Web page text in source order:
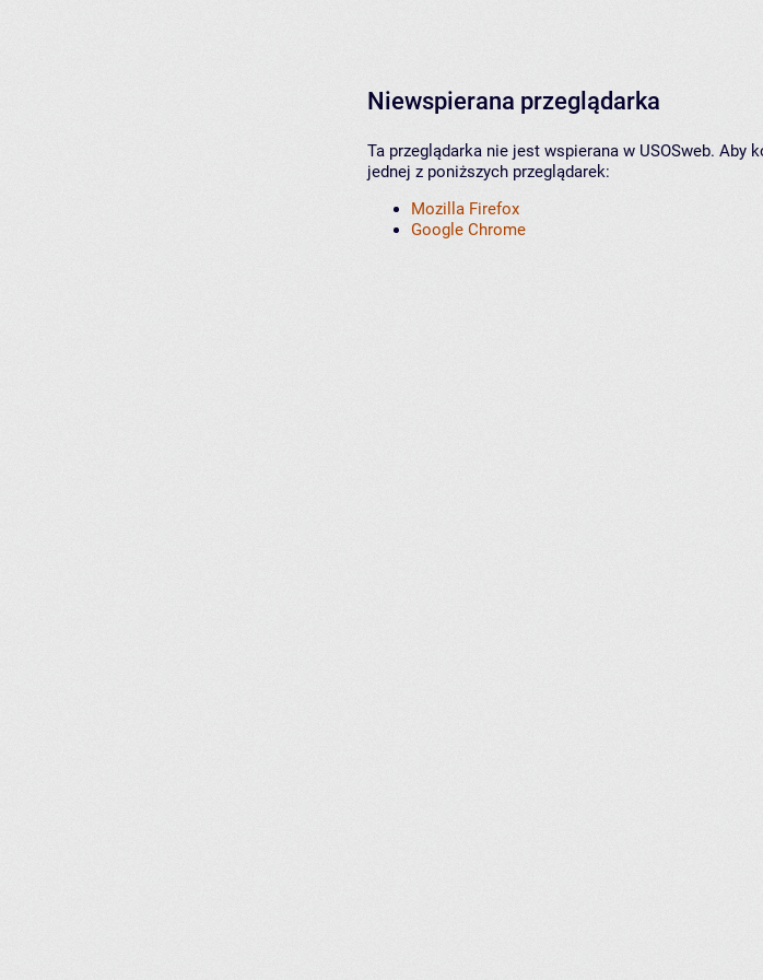
Niewspierana przeglądarka
Ta przeglądarka nie jest wspierana w USOSweb. Aby
jednej z poniższych przeglądarek:
Mozilla Firefox
Google Chrome